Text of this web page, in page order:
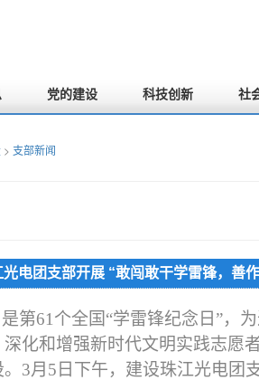
党的建设 科技创新 社
> 支部新闻
光电团支部开展 “敢闯敢干学雷锋，善
第61个全国“学雷锋纪念日”，
化和增强新时代文明实践志愿
3月 5 日下午，建设珠江光电团